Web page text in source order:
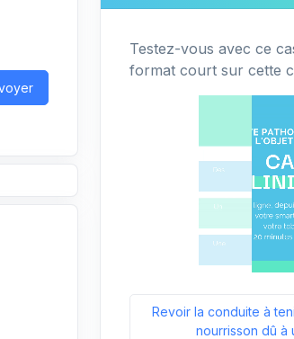
Testez-vous avec ce
format court sur cette
Revoir la conduite à
nourrisson dû à